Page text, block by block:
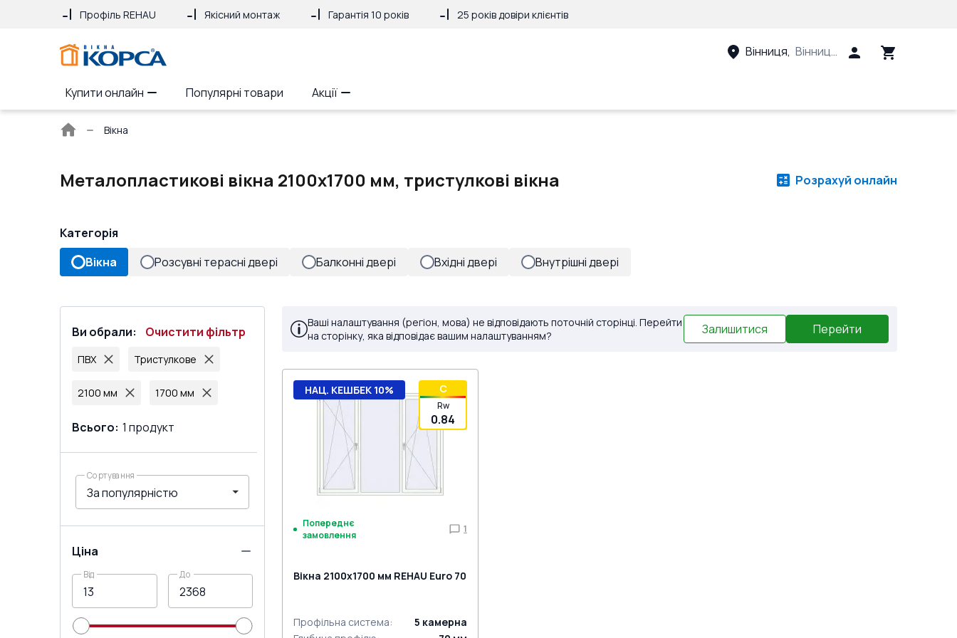
Профіль REHAU Якісний монтаж Гарантія 10 років 25 років довіри клієнтів
Вінниця, Вінницький район, Вінницька
Купити онлайн Популярні товари Акції
Головна
Вікна
Металопластикові вікна 2100x1700 мм, тристулкові вікна Розрахуй онлайн
Категорія
Вікна
Розсувні терасні двері Балконні двері Вхідні двері Внутрішні двері
Ви обрали: Очистити фільтр
ПВХ Тристулкове
2100 мм 1700 мм
Всього: 1 продукт
Сортування
Ціна
Від До
Ваші налаштування (регіон, мова) не відповідають поточній сторінці. Перейти
на сторінку, яка відповідає вашим налаштуванням?
Залишитися Перейти
C
Rw
0.84
НАЦ. КЕШБЕК 10%
Попереднє
замовлення
1
Вікна 2100x1700 мм REHAU Euro 70
Профільна система: 5 камерна